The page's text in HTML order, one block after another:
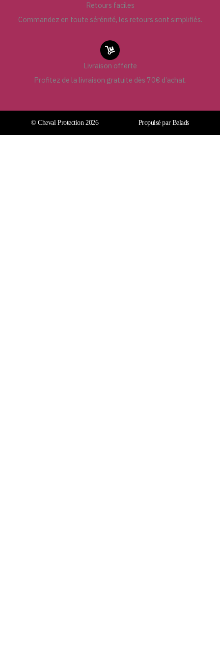
Retours faciles
Commandez en toute sérénité, les retours sont simplifiés.
Livraison offerte
Profitez de la livraison gratuite dès 70€ d’achat.
© Cheval Protection 2026 Propulsé par Belads